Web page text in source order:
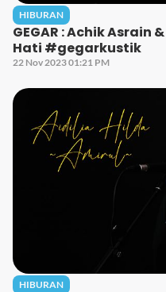
HIBURAN
GEGAR : Achik Asrain
Hati #gegarkustik
22 Nov 2023 01:21 PM
HIBURAN